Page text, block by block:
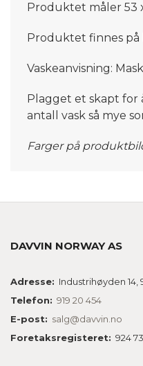
Produktet måler 53
Produktet finnes på
Vaskeanvisning:
Plagget et skapt for
antall vask så mye
Farger på
DAVVIN NORWAY AS
Adresse: Industrihøyden 14,
Telefon: 919 20 454
E-post: salg@davvin.no
Foretaksregisteret: 924